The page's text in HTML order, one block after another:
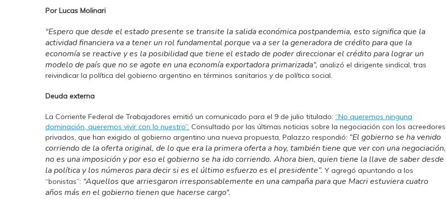
PorLucas Molinari
“Espero que desde el estado presente se transite la salida económica postpandemia, esto significa que la
actividad financiera va a tener un rol fundamental porque va a ser la generadora de crédito para que la
economía se reactive y es la posibilidad que tiene el estado de poderdireccionar el crédito para lograr un
modelo de país que no se agote en una economía exportadora primarizada“, analizó el dirigente sindical, tras
reivindicar la política del gobierno argentino en términos sanitarios y de política social.
Deuda externa
La Corriente Federal de Trabajadores emitió un comunicado para el 9 de julio titulado: “No queremos ninguna
dominación, queremos vivir con lo nuestro”. Consultado por las últimas noticias sobre la negociación con los acreedores
privados, que han exigido al gobierno argentino una nueva propuesta, Palazzo respondió: “El gobierno se ha venido
corriendo de la oferta original, de lo que era la primera oferta a hoy, también tiene que ver con una negociación,
no es una imposición y por eso el gobierno se ha ido corriendo. Ahora bien, quien tiene la llave de saber desde
la política y los números para decir si es el último esfuerzo es el presidente”. Y agregó apuntando a los
“bonistas”: “Aquellos que arriesgaron irresponsablemente en una campaña para que Macri estuviera cuatro
años más en el gobierno tienen que hacerse cargo“.